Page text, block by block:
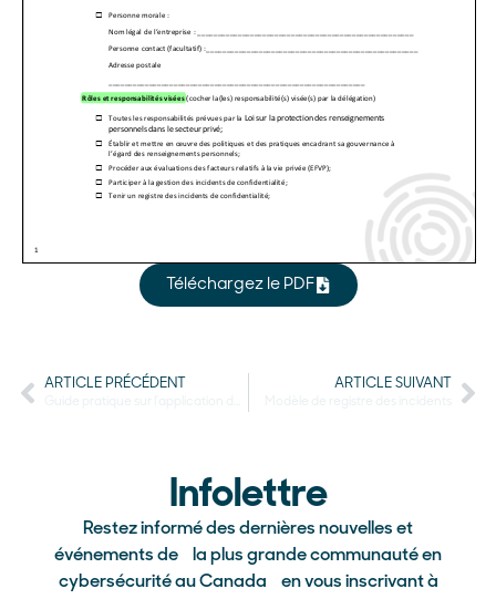
Téléchargez le PDF
ARTICLE PRÉCÉDENT ARTICLE SUIVANT
Modèle de registre des incidents
Infolettre
Restez informé des dernières nouvelles et
événements de la plus grande communauté en
cybersécurité au Canada en vous inscrivant à